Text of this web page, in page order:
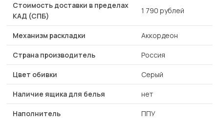
Стоимость доставки в пределах
КАД (СПБ)
1 790 рублей
Механизм раскладки Аккордеон
Страна производитель Россия
Цвет обивки Серый
Наличие ящика для белья нет
Наполнитель ППУ